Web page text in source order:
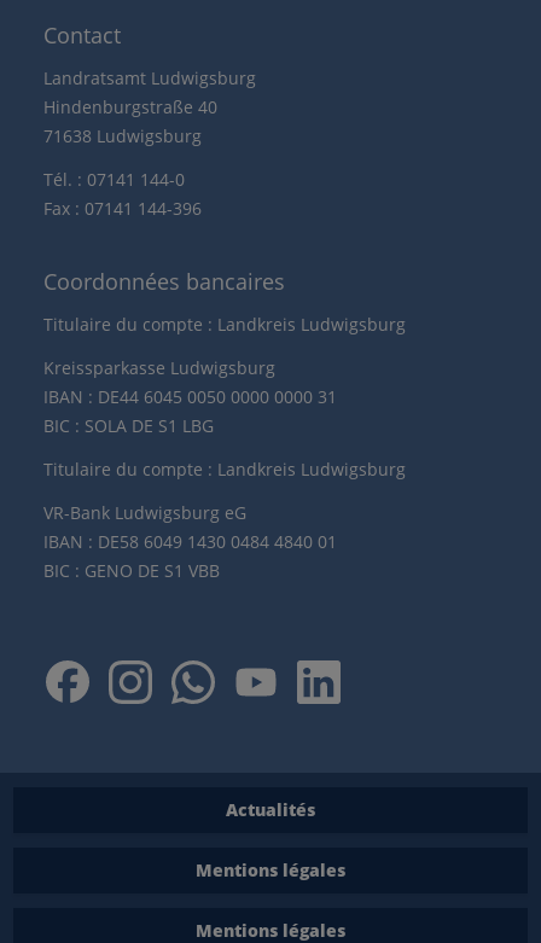
Contact
Landratsamt Ludwigsburg
Hindenburgstraße 40
71638 Ludwigsburg
Tél. : 07141 144-0
Fax : 07141 144-396
Coordonnées bancaires
Titulaire du compte : Landkreis Ludwigsburg
Kreissparkasse Ludwigsburg
IBAN : DE44 6045 0050 0000 0000 31
BIC : SOLA DE S1 LBG
Titulaire du compte : Landkreis Ludwigsburg
VR-Bank Ludwigsburg eG
IBAN : DE58 6049 1430 0484 4840 01
BIC : GENO DE S1 VBB
Actualités
Mentions légales
Mentions légales